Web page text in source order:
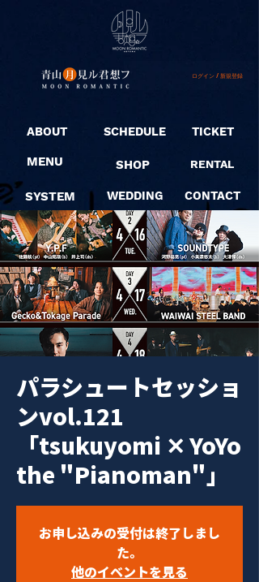
ログイン / 新規登録
ABOUT
MENU
SYSTEM
SCHEDULE
SHOP
WEDDING
TICKET
RENTAL
CONTACT
パラシュートセッショ
ンvol.121
「tsukuyomi ✕ YoYo
the "Pianoman"」
お申し込みの受付は終了しまし
た。
他のイベントを見る